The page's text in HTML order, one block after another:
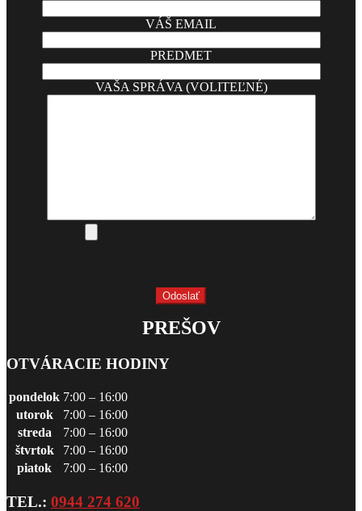
VÁŠ EMAIL
PREDMET
VAŠA SPRÁVA (VOLITEĽNÉ)
PREŠOV
OTVÁRACIE HODINY
pondelok 7:00 – 16:00
utorok
7:00 – 16:00
streda
7:00 – 16:00
štvrtok
7:00 – 16:00
piatok
7:00 – 16:00
TEL.: 0944 274 620